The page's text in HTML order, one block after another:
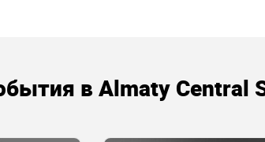
в Almaty Central